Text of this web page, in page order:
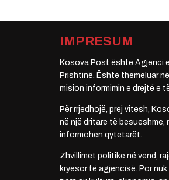
IMPRESUM
Kosova Post është Agjenci
Prishtinë. Është themeluar
mision informimin e drejtë e
Për rrjedhojë, prej vitesh,
në një dritare të besueshme,
informohen qytetarët.
Zhvillimet politike në vend,
kryesor të agjencisë. Por